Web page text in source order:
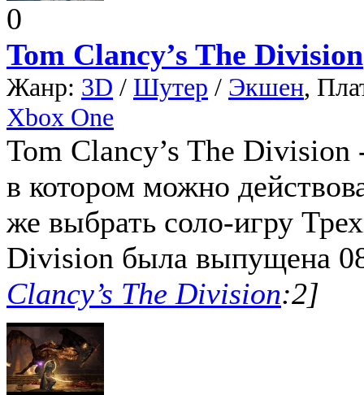
0
Tom Clancy’s The Division
Жанр: 3D / Шутер / Экшен,
Xbox One
Tom Clancy’s The Division
в котором можно
же выбрать соло-игру
Division была выпущена
Clancy’s The Division:2]